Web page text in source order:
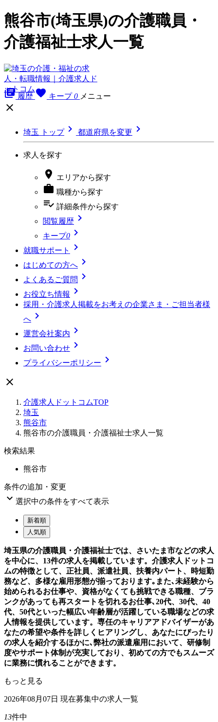
熊谷市(埼玉県)の介護職員・
介護福祉士求人一覧
library_books 履歴 favorite キープ 0 メニュー

埼玉 トップ 都道府県を変更 
求人を探す
 エリアから探す
 職種から探す
playlist_add_check 詳細条件から探す
閲覧履歴 
キープ0 
就職サポート 
はじめての方へ 
よくあるご質問 
お役立ち情報 
採用・介護求人掲載をお考えの企業さま・ご担当者様
へ 
運営会社案内 
お問い合わせ 
プライバシーポリシー 

介護求人ドットコムTOP
埼玉
熊谷市
熊谷市の介護職員・介護福祉士求人一覧
検索結果
熊谷市
条件の追加・変更
 選択中の条件をすべて表示
新着順
人気順
埼玉県の介護職員・介護福祉士では、さいたま市などの求人
を中心に、13件の求人を掲載しています。介護求人ドットコ
ムの特徴として、正社員、派遣社員、扶養内パート、時短勤
務など、多様な雇用形態が揃っております｡また､未経験から
始められるお仕事や、資格がなくても挑戦できる職種、ブラ
ンクがあっても再スタートを切れるお仕事､20代、30代、40
代、50代といった幅広い年齢層が活躍している職場などの求
人情報を提供しています。専任のキャリアアドバイザーがあ
なたの希望や条件を詳しくヒアリングし、あなたにぴったり
の求人を紹介するほかに､弊社の派遣雇用において、研修制
度やサポート体制が充実しており、初めての方でもスムーズ
に業務に慣れることができます。
もっと見る
2026年08月07日 現在募集中の求人一覧
13件中